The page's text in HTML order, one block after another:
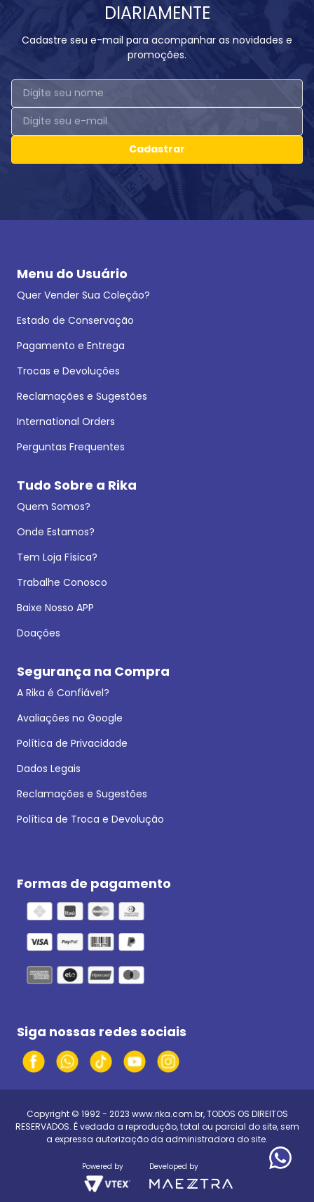
DIARIAMENTE
Cadastre seu e-mail para acompanhar as novidades e
promoções.
Cadastrar
Menu do Usuário
Quer Vender Sua Coleção?
Estado de Conservação
Pagamento e Entrega
Trocas e Devoluções
Reclamações e Sugestões
International Orders
Perguntas Frequentes
Tudo Sobre a Rika
Quem Somos?
Onde Estamos?
Tem Loja Física?
Trabalhe Conosco
Baixe Nosso APP
Doações
Segurança na Compra
A Rika é Confiável?
Avaliações no Google
Política de Privacidade
Dados Legais
Reclamações e Sugestões
Política de Troca e Devolução
Formas de pagamento
Siga nossas redes sociais
Copyright © 1992 - 2023 www.rika.com.br, TODOS OS DIREITOS
RESERVADOS. É vedada a reprodução, total ou parcial do site, sem
a expressa autorização da administradora do site.
Powered by Developed by